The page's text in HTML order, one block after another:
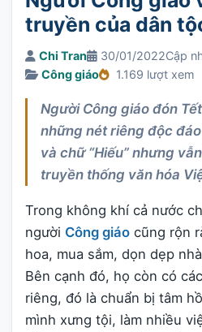
truyền của dân
Chi Tran 30/01/2022Cập
Công giáo
1.169 lượt xem
Người Công giáo đón
những nét riêng độc
và chữ “Hiếu” nhưng
truyền thống văn hóa
Trong không khí cả nước
người Công giáo cũng rộn
hoa, mua sắm, dọn dẹp
Bên cạnh đó, họ còn có
riêng, đó là chuẩn bị tâm
mình xưng tội, làm nhiều